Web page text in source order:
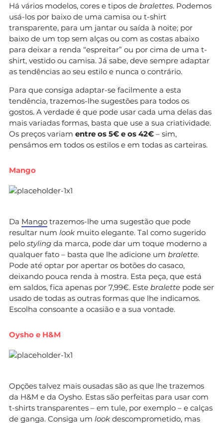
Há vários modelos, cores e tipos de bralettes. Podemos
usá-los por baixo de uma camisa ou t-shirt
transparente, para um jantar ou saída à noite; por
baixo de um top sem alças ou com as costas abaixo
para deixar a renda “espreitar” ou por cima de uma t-
shirt, vestido ou camisa. Já sabe, deve sempre adaptar
as tendências ao seu estilo e nunca o contrário.
Para que consiga adaptar-se facilmente a esta
tendência, trazemos-lhe sugestões para todos os
gostos. A verdade é que pode usar cada uma delas das
mais variadas formas, basta que use a sua criatividade.
Os preços variam entre os 5€ e os 42€ – sim,
pensámos em todos os estilos e em todas as carteiras.
Mango
Da Mango trazemos-lhe uma sugestão que pode
resultar num look muito elegante. Tal como sugerido
pelo styling da marca, pode dar um toque moderno a
qualquer fato – basta que lhe adicione um bralette.
Pode até optar por apertar os botões do casaco,
deixando pouca renda à mostra. Esta peça, que está
em saldos, fica apenas por 7,99€. Este bralette pode ser
usado de todas as outras formas que lhe indicamos.
Escolha consoante a ocasião e a sua vontade.
Oysho e H&M
Opções talvez mais ousadas são as que lhe trazemos
da H&M e da Oysho. Estas são perfeitas para usar com
t-shirts transparentes – em tule, por exemplo – e calças
de ganga. Consiga um look descomprometido, mas